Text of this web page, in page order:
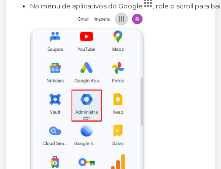
No menu de aplicativos do Google , role o scroll para